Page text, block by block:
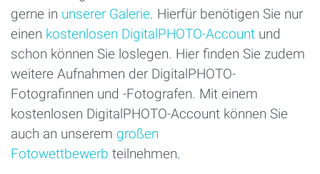
gerne in unserer Galerie. Hierfür benötigen Sie nur
einen kostenlosen DigitalPHOTO-Account und
schon können Sie loslegen. Hier finden Sie zudem
weitere Aufnahmen der DigitalPHOTO-
Fotografinnen und -Fotografen. Mit einem
kostenlosen DigitalPHOTO-Account können Sie
auch an unserem großen
Fotowettbewerb teilnehmen.